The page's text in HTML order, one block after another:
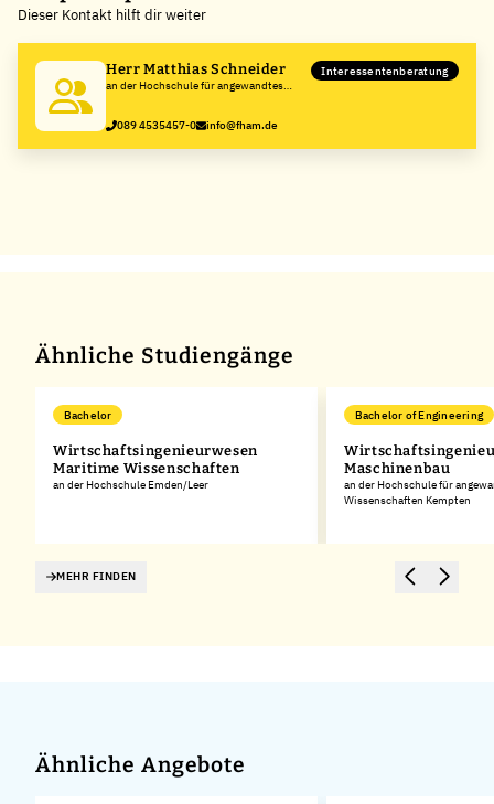
Dieser Kontakt hilft dir weiter
Herr Matthias Schneider
an der Hochschule für angewandtes
Interessentenberatung
089 4535457-0 info@fham.de
Ähnliche Studiengänge
Bachelor
Wirtschaftsingenieurwesen
Maritime Wissenschaften
an der Hochschule Emden/Leer
Bachelor of Engineering
Maschinenbau
an der Hochschule für
Wissenschaften Kempten
MEHR FINDEN
Ähnliche Angebote